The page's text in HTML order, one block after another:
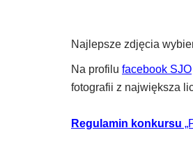
Najlepsze zdjęcia
Na profilu facebook SJO
fotografii z największa
Regulamin konkursu